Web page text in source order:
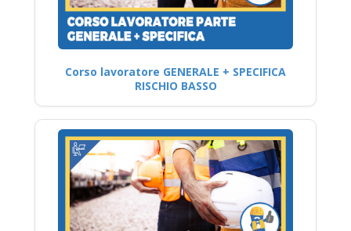
Corso lavoratore GENERALE + SPECIFICA
RISCHIO BASSO